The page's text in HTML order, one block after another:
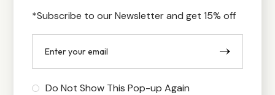
*Subscribe to our Newsletter and get 15% off
Do Not Show This Pop-up Again